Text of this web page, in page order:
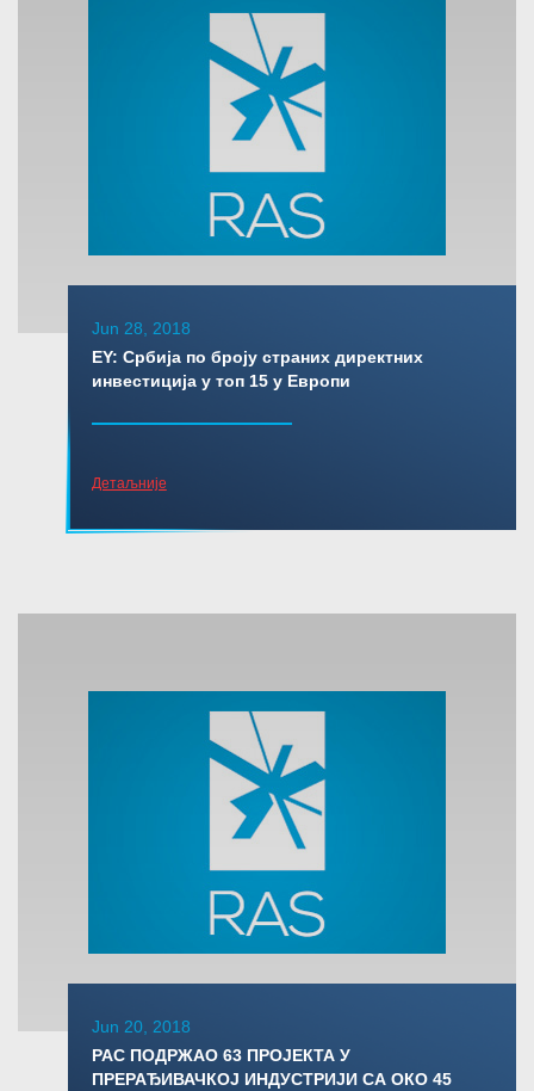
Jun 28, 2018
ЕY: Србија по броју страних директних
инвестиција у топ 15 у Европи
Детаљније
Jun 20, 2018
РАС ПОДРЖАО 63 ПРОЈЕКТА У
ПРЕРАЂИВАЧКОЈ ИНДУСТРИЈИ СА ОКО 45